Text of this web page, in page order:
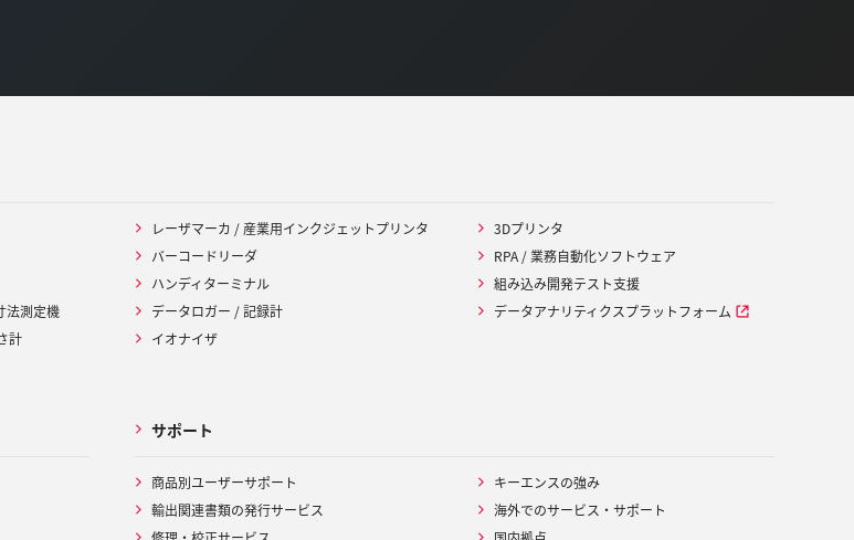
法測定機
計
レーザマーカ / 産業用インクジェットプリンタ
バーコードリーダ
ハンディターミナル
データロガー / 記録計
イオナイザ
3Dプリンタ
RPA / 業務自動化ソフトウェア
組み込み開発テスト支援
データアナリティクスプラットフォーム
サポート
商品別ユーザーサポート
輸出関連書類の発行サービス
キーエンスの強み
海外でのサービス・サポート